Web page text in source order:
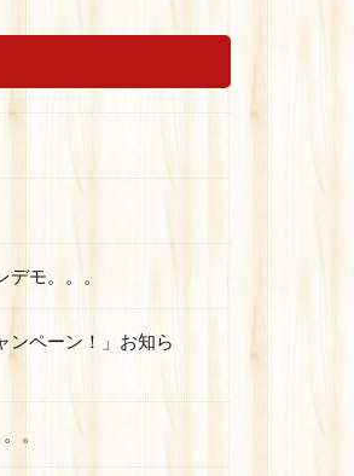
デモ。。。
ンペーン！」お知ら
。